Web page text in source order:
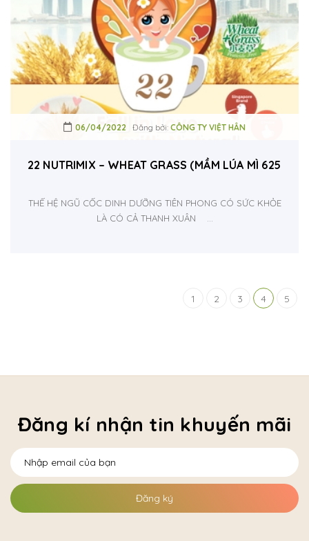
06/04/2022 Đăng bởi: CÔNG TY VIỆT HÂN
22 NUTRIMIX – WHEAT GRASS (MẦM LÚA MÌ 625G &
THẾ HỆ NGŨ CỐC DINH DƯỠNG TIÊN PHONG CÓ SỨC KHỎE
LÀ CÓ CẢ THANH XUÂN ...
1 2 3 4 5
Đăng kí nhận tin khuyến mãi
Đăng ký